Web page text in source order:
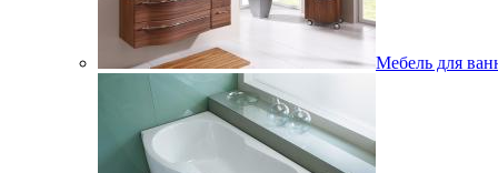
Мебель для